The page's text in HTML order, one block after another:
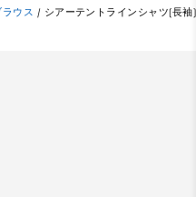
ウス / シアーテントラインシャツ(長袖)